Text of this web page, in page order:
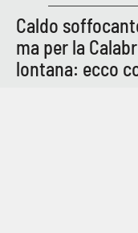
Caldo
ma per la
lontana: ecco